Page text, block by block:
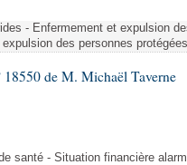
- Enfermement et expulsion
des personnes
18550 de M. Michaël Taverne
santé - Situation financière